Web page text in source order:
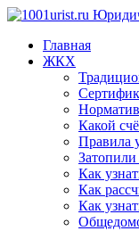
Главная
ЖКХ
Норматив
Какой
Правила
Затопили
Как
Как
Как